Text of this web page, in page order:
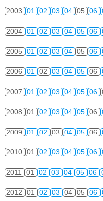
2003 01 02 03 04 05 06
2004 01 02 03 04 05 06
2005 01 02 03 04 05 06
2006 01 02 03 04 05 06
2007 01 02 03 04 05 06
2008 01 02 03 04 05 06
2009 01 02 03 04 05 06
2010 01 02 03 04 05 06
2011 01 02 03 04 05 06
2012 01 02 03 04 05 06